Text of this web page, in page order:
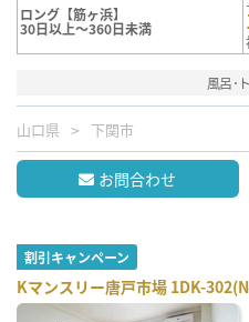
ロング【筋ヶ浜】
30日以上～360日未満
風呂･
山口県 下関市
お問合わせ
割引キャンペーン
Kマンスリー唐戸市場 1DK-